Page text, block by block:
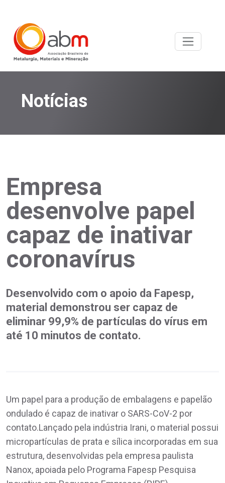
Notícias
Empresa
desenvolve papel
capaz de inativar
coronavírus
Desenvolvido com o apoio da Fapesp,
material demonstrou ser capaz de
eliminar 99,9% de partículas do vírus em
até 10 minutos de contato.
Um papel para a produção de embalagens e papelão
ondulado é capaz de inativar o SARS-CoV-2 por
contato.Lançado pela indústria Irani, o material possui
micropartículas de prata e sílica incorporadas em sua
estrutura, desenvolvidas pela empresa paulista
Nanox, apoiada pelo Programa Fapesp Pesquisa